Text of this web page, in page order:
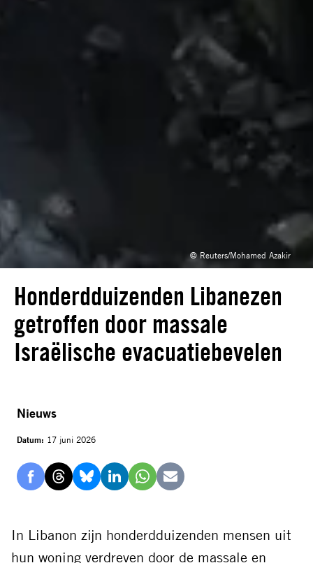
© Reuters/Mohamed Azakir
Nieuws
Datum: 17 juni 2026
Delen
Facebook
Delen
Threads
Delen
Bluesky
Delen
LinkedIn
Delen
Whatsapp
Delen
E-
mail
Honderdduizenden Libanezen
getroffen door massale
Israëlische evacuatiebevelen
In Libanon zijn honderdduizenden mensen uit
hun woning verdreven door de massale en